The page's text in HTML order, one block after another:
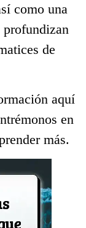
como una
profundizan
de
aquí
en
más.